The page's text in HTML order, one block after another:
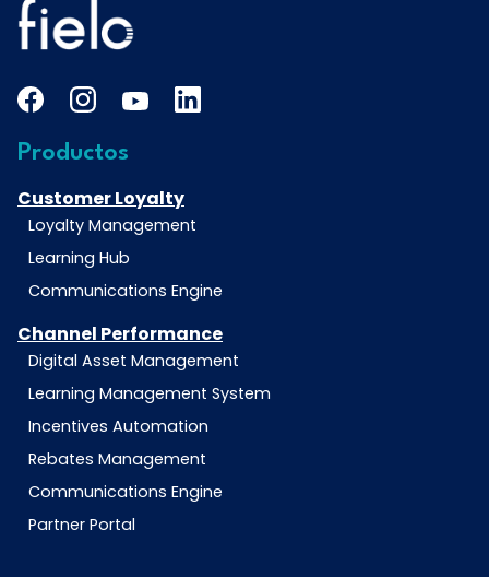
Productos
Customer Loyalty
Loyalty Management
Learning Hub
Communications Engine
Channel Performance
Digital Asset Management
Learning Management System
Incentives Automation
Rebates Management
Communications Engine
Partner Portal